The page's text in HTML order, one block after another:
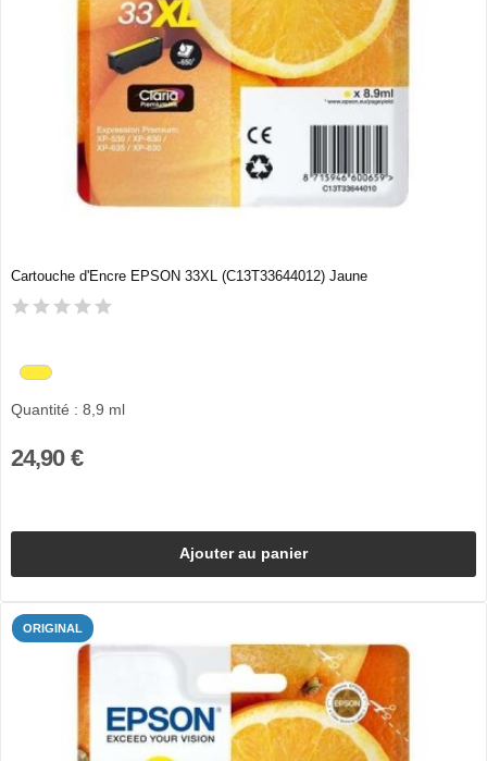
Cartouche d'Encre EPSON 33XL (C13T33644012) Jaune
Quantité : 8,9 ml
24,90 €
Ajouter au panier
ORIGINAL